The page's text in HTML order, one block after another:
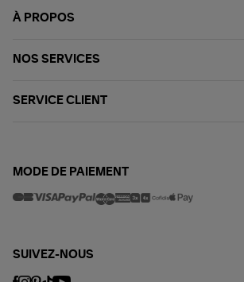
À PROPOS
NOS SERVICES
SERVICE CLIENT
MODE DE PAIEMENT
SUIVEZ-NOUS